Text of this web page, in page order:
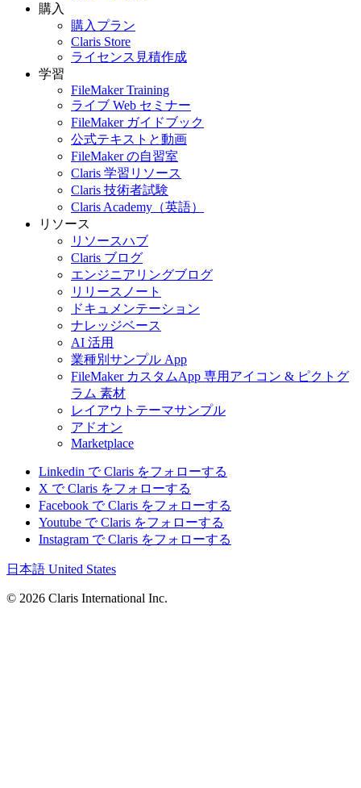
購入
購入プラン
Claris Store
ライセンス見積作成
学習
FileMaker Training
ライブ Web セミナー
FileMaker ガイドブック
公式テキストと動画
FileMaker の自習室
Claris 学習リソース
Claris 技術者試験
Claris Academy（英語）
リソース
リソースハブ
Claris ブログ
エンジニアリングブログ
リリースノート
ドキュメンテーション
ナレッジベース
AI 活用
業種別サンプル App
FileMaker カスタムApp 専用アイコン & ピクトグ
ラム 素材
レイアウトテーマサンプル
アドオン
Marketplace
Linkedin で Claris をフォローする
X で Claris をフォローする
Facebook で Claris をフォローする
Youtube で Claris をフォローする
Instagram で Claris をフォローする
日本語 United States
© 2026 Claris International Inc.